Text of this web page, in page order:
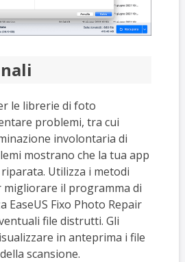
le librerie di foto
problemi, tra cui
involontaria di
mostrano che la tua app
Utilizza i metodi
migliorare il programma di
EaseUS Fixo Photo Repair
file distrutti. Gli
in anteprima i file
scansione.